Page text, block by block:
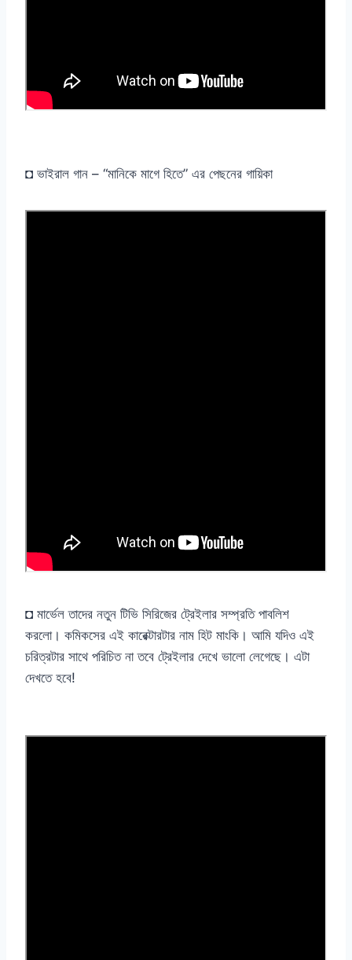
◘ ভাইরাল গান – “মানিকে মাগে হিতে” এর পেছনের গায়িকা
◘ মার্ভেল তাদের নতুন টিভি সিরিজের ট্রেইলার সম্প্রতি পাবলিশ
করলো। কমিকসের এই কারেক্টারটার নাম হিট মাংকি। আমি যদিও এই
চরিত্রটার সাথে পরিচিত না তবে ট্রেইলার দেখে ভালো লেগেছে। এটা
দেখতে হবে!